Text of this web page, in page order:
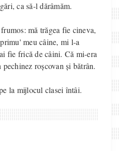
ca să-l dărâmăm.
mă trăgea fie cineva,
meu câine, mi l-a
fie frică de câini. Că mi-era
roșcovan și bătrân.
la mijlocul clasei întâi.